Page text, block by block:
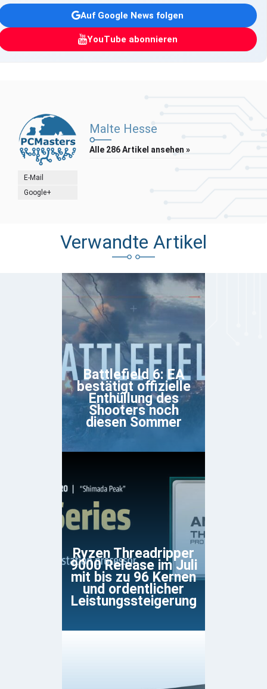
Auf Google News folgen
YouTube abonnieren
E-Mail
Google+
Malte Hesse
Alle 286 Artikel ansehen »
Verwandte Artikel
Battlefield 6: EA
bestätigt offizielle
Enthüllung des
Shooters noch
diesen Sommer
Ryzen Threadripper
9000 Release im Juli
mit bis zu 96 Kernen
und ordentlicher
Leistungssteigerung